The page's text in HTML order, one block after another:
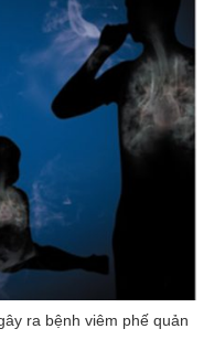
ra bệnh viêm phế quản